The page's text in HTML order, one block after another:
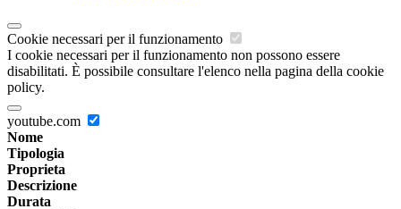
Cookie necessari per il funzionamento
I cookie necessari per il funzionamento non possono essere
disabilitati. È possibile consultare l'elenco nella pagina della cookie
policy.
youtube.com
Nome
Tipologia
Proprieta
Descrizione
Durata